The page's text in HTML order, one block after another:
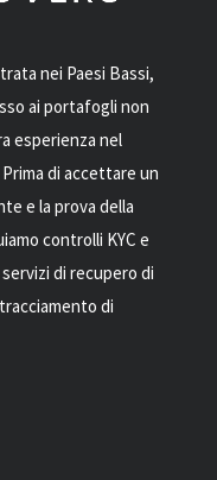
nei Paesi Bassi,
ai portafogli non
esperienza nel
di accettare un
e la prova della
controlli KYC e
di recupero di
di